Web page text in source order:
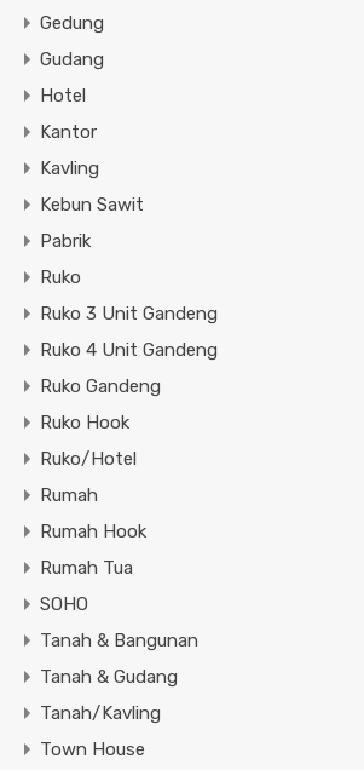
Gedung
Gudang
Hotel
Kantor
Kavling
Kebun Sawit
Pabrik
Ruko
Ruko 3 Unit Gandeng
Ruko 4 Unit Gandeng
Ruko Gandeng
Ruko Hook
Ruko/Hotel
Rumah
Rumah Hook
Rumah Tua
SOHO
Tanah & Bangunan
Tanah & Gudang
Tanah/Kavling
Town House